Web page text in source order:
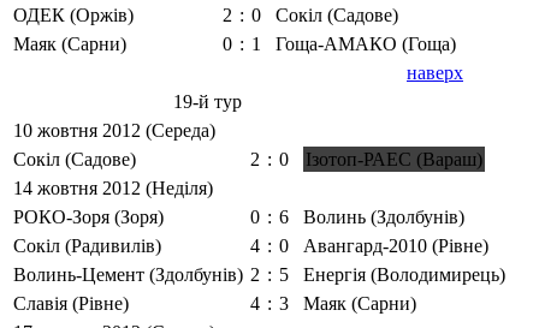
ОДЕК (Оржів) 2 : 0
Сокіл (Садове)
Маяк (Сарни)
0 : 1
Гоща-АМАКО (Гоща)
наверх
19-й тур
10 жовтня 2012 (Середа)
Сокіл (Садове)
2 : 0
Ізотоп-РАЕС (Вараш)
14 жовтня 2012 (Неділя)
РОКО-Зоря (Зоря)
0 : 6
Волинь (Здолбунів)
Сокіл (Радивилів)
4 : 0
Авангард-2010 (Рівне)
Волинь-Цемент (Здолбунів) 2 : 5
Енергія (Володимирець)
Славія (Рівне)
4 : 3
Маяк (Сарни)